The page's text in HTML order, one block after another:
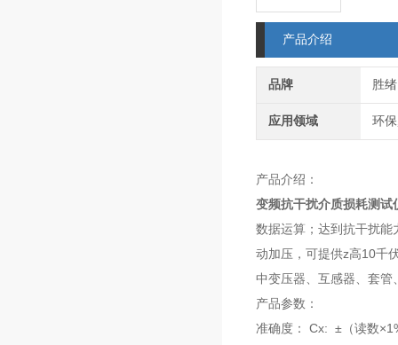
产品介绍
品牌 胜
应用领域 环
产品介绍：
变频抗干扰介质损耗测试
数据运算；达到抗干扰
动加压，可提供z高10千
中变压器、互感器、套
产品参数：
准确度： Cx: ±（读数